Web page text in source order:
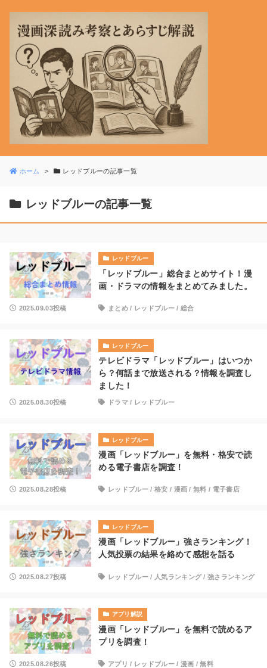
ホーム レッドブルーの記事一覧
レッドブルーの記事一覧
レッドブルー
「レッドブルー」総合まとめサイト！漫
画・ドラマの情報をまとめてみました。
2025.09.03投稿 まとめ / レッドブルー/ 総合
レッドブルー
テレビドラマ「レッドブルー」はいつか
ら？何話まで放送される？情報を調査し
ました！
2025.08.30投稿 ドラマ / レッドブルー
レッドブルー
漫画「レッドブルー」を無料・格安で読
める電子書店を調査！
2025.08.28投稿 レッドブルー/ 格安 / 漫画 /無料 / 電子書店
レッドブルー
漫画「レッドブルー」強さランキング！
人気投票の結果を絡めて感想を話る
2025.08.27投稿 レッドブルー/ 人気ランキング/強さランキング
アプリ解説
漫画「レッドブルー」を無料で読めるア
プリを調査！
2025.08.26投稿 アプリ / レッドブルー/ 漫画 /無料